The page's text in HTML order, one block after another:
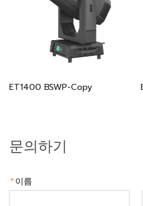
ET1400 BSWP-Copy
문의하기
* 이름